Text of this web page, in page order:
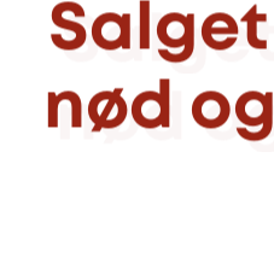
Salget
nød og